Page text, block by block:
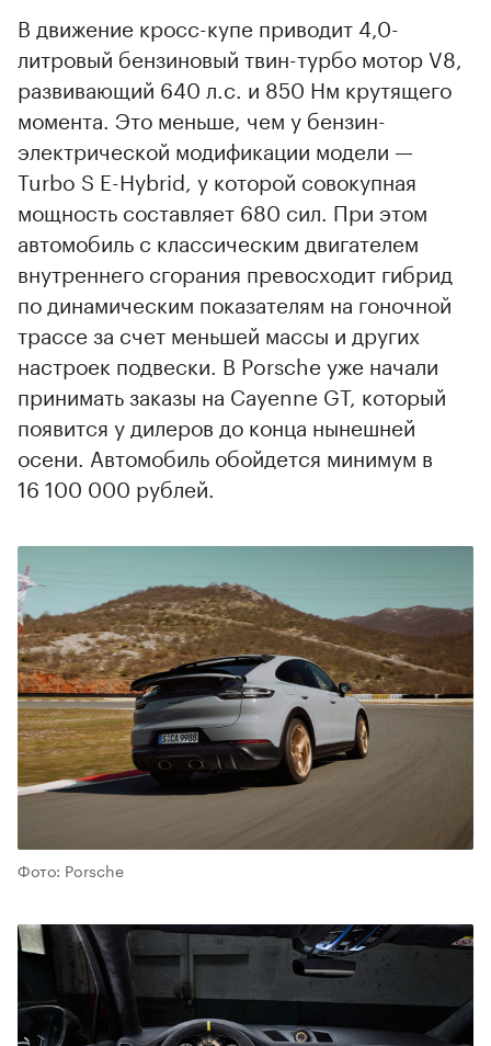
В движение кросс-купе приводит 4,0-
литровый бензиновый твин-турбо мотор V8,
развивающий 640 л.с. и 850 Нм крутящего
момента. Это меньше, чем у бензин-
электрической модификации модели —
Turbo S E-Hybrid, у которой совокупная
мощность составляет 680 сил. При этом
автомобиль с классическим двигателем
внутреннего сгорания превосходит гибрид
по динамическим показателям на гоночной
трассе за счет меньшей массы и других
настроек подвески. В Porsche уже начали
принимать заказы на Cayenne GT, который
появится у дилеров до конца нынешней
осени. Автомобиль обойдется минимум в
16 100 000 рублей.
Фото: Porsche